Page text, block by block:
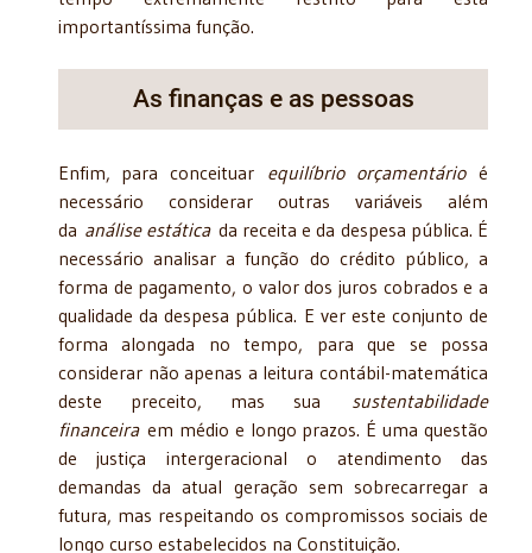
importantíssima função.
As finanças e as pessoas
Enfim, para conceituar equilíbrio orçamentárioé
necessário considerar outras variáveis além
da análise estáticada receita e da despesa pública. É
necessário analisar a função do crédito público, a
forma de pagamento, o valor dos juros cobrados e a
qualidade da despesa pública. E ver este conjunto de
forma alongada no tempo, para que se possa
considerar não apenas a leitura contábil-matemática
deste preceito, mas sua sustentabilidade
financeiraem médio e longo prazos. É uma questão
de justiça intergeracional o atendimento das
demandas da atual geração sem sobrecarregar a
futura, mas respeitando os compromissos sociais de
longo curso estabelecidos na Constituição.